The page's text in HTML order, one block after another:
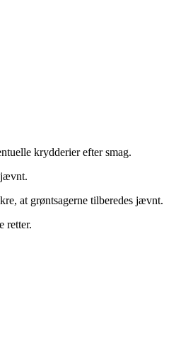
krydderier efter smag.
jævnt.
at grøntsagerne tilberedes jævnt.
retter.